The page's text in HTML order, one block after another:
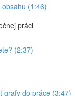
(1:46)
práci
(2:37)
grafy do práce (3:47)